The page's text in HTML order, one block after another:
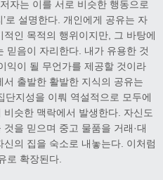
자는 이를 서로 비슷한 행동으로
로 설명한다. 개인에게 공유는 자
인 목적의 행위이지만, 그 바탕에
믿음이 자리한다. 내가 유용한 것
익이 될 무언가를 제공할 것이라
출발한 활발한 지식의 공유는
단지성을 이뤄 역설적으로 모두에
비슷한 맥락에서 발생한다. 자신도
을 믿으며 중고 물품을 거래·대
의 집을 숙소로 내놓는다. 이처럼
로 확장된다.